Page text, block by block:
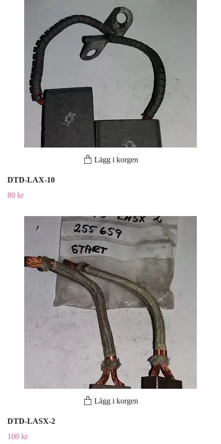
Lägg i korgen
DTD-LAX-10
80 kr
Lägg i korgen
DTD-LASX-2
100 kr